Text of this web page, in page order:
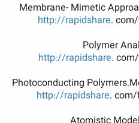
http://rapidshare.
http://rapidshare.
http://rapidshare. com/